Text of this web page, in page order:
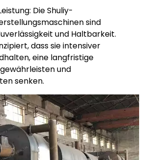
Die Shuliy-
sind
und Haltbarkeit.
dass sie intensiver
eine langfristige
und
senken.